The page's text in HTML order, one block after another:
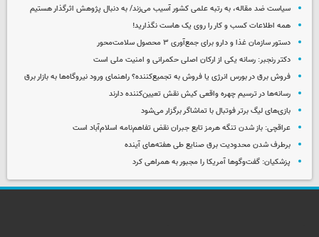
سیاست ضد مقاله، به رتبه علمی کشور آسیب می‌زند/ به دنبال پژوهش اثرگذار هستیم
همه اطلاعات کسب‌ و کار را روی یک هاست نگذارید!
دستور سازمان غذا و دارو برای جمع‌آوری ۳ محصول سلامت‌محور
دکتر رنجبر: رسانه یکی از ارکان اصلی حکمرانی و امنیت ملی است
فروش برق در بورس انرژی یا فروش به تجمیع‌کننده؟ راهنمای ورود نیروگاه‌ها به بازار برق
رسانه‌ها در ترسیم چهره واقعی کیش نقش تعیین‌کننده دارند
بازی‌های لیگ برتر فوتبال با تماشاگر برگزار می‌شود
عراقچی: باز شدن تنگه هرمز تابع جبران نقض تفاهم‌نامه اسلام‌آباد است
برطرف شدن محدودیت‌ برق صنایع طی هفته‌های آینده
پزشکیان: گفت‌وگوها آمریکا را مجبور به همراهی کرد